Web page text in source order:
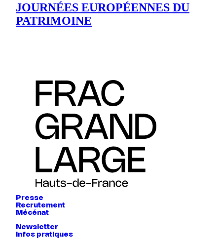
JOURNÉES EUROPÉENNES DU
PATRIMOINE
Presse
Recrutement
Mécénat
Newsletter
Infos pratiques